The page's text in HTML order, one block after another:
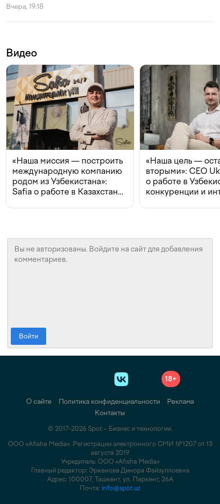
Вчера, 19:18
Видео
«Наша миссия — построить
международную компанию
родом из Узбекистана»:
Safia о работе в Казахстане,
«Наша цель —
вторыми»: CEO
о работе в
конкуренции и
Войти
18+
О сайте Политика конфиденциальности
Реклама
Контакты
© 2017-2026 Spot – Бизнес и технологии.
ООО «Afisha Media». Регистрации электронного СМИ №1207 от 13
августа 2019
Учредитель: ООО «Afisha Media»
Главный редактор: Эркенова Динора Файзуллоевна
Адрес: 100007, Ташкент, ул. Паркент, 26А
Почта: info@spot.uz